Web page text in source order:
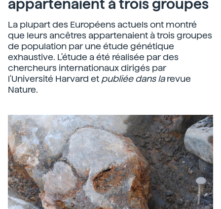
appartenaient à trois groupes
La plupart des Européens actuels ont montré
que leurs ancêtres appartenaient à trois groupes
de population par une étude génétique
exhaustive. L'étude a été réalisée par des
chercheurs internationaux dirigés par
l'Université Harvard et publiée dans larevue
Nature.